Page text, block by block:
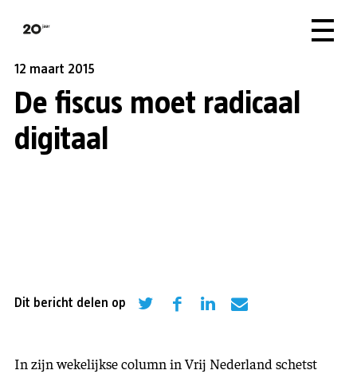
12 maart 2015
De fiscus moet radicaal
digitaal
Dit bericht delen op
In zijn wekelijkse column in Vrij Nederland schetst